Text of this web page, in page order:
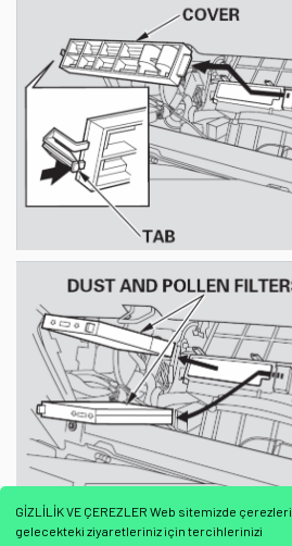
GİZLİLİK VE ÇEREZLER Web sitemizde çerezleri
gelecekteki ziyaretleriniz için tercihlerinizi